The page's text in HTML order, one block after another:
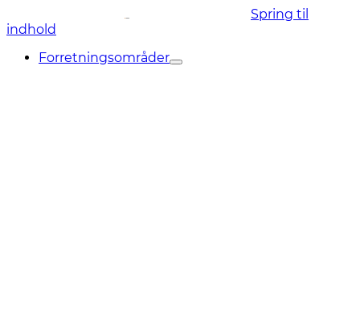
Spring til
indhold
Forretningsområder